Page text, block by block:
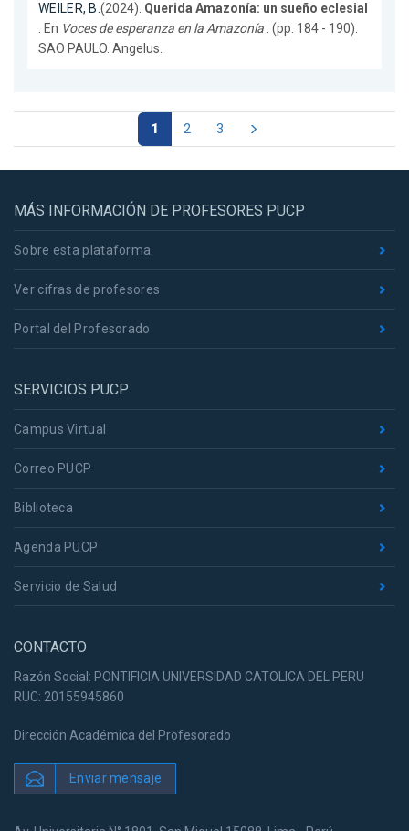
WEILER, B.(2024). Querida Amazonía: un sueño eclesial
. En Voces de esperanza en la Amazonía . (pp. 184 - 190).
SAO PAULO. Angelus.
1 2 3
MÁS INFORMACIÓN DE PROFESORES PUCP
Sobre esta plataforma
Ver cifras de profesores
Portal del Profesorado
SERVICIOS PUCP
Campus Virtual
Correo PUCP
Biblioteca
Agenda PUCP
Servicio de Salud
CONTACTO
Razón Social: PONTIFICIA UNIVERSIDAD CATOLICA DEL PERU
RUC: 20155945860
Dirección Académica del Profesorado
Enviar mensaje